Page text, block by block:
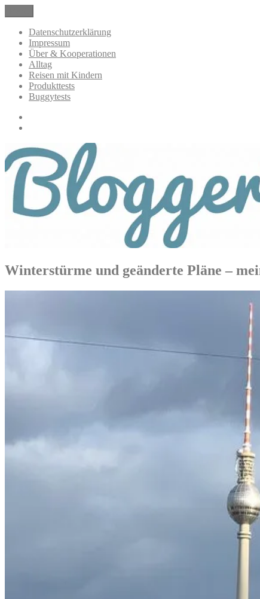
Inhalt
springen
BloggerMumOf3Boys Mamablog
Mamablog über das Leben mit drei Kindern mit Produkttests und
Datenschutzerklärung
Impressum
Über & Kooperationen
Alltag
Reisen mit Kindern
Produkttests
Buggytests
Winterstürme und geänderte Pläne –